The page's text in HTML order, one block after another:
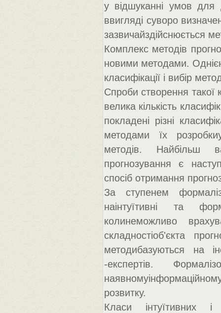
у відшуканні умов
ввигляді суворо
зазвичайздійснюється
Комплекс методів
новими методами.
класифікації і вибір
Спроби створення такої
велика кількість
покладені різні
методами їх
методів. Найбільш
прогнозування є
спосіб отримання
За ступенем
наінтуїтивні та
колинеможливо
складностіоб'єкта
методибазуються на
-експертів.
розвитку.
Класи інтуїтивних